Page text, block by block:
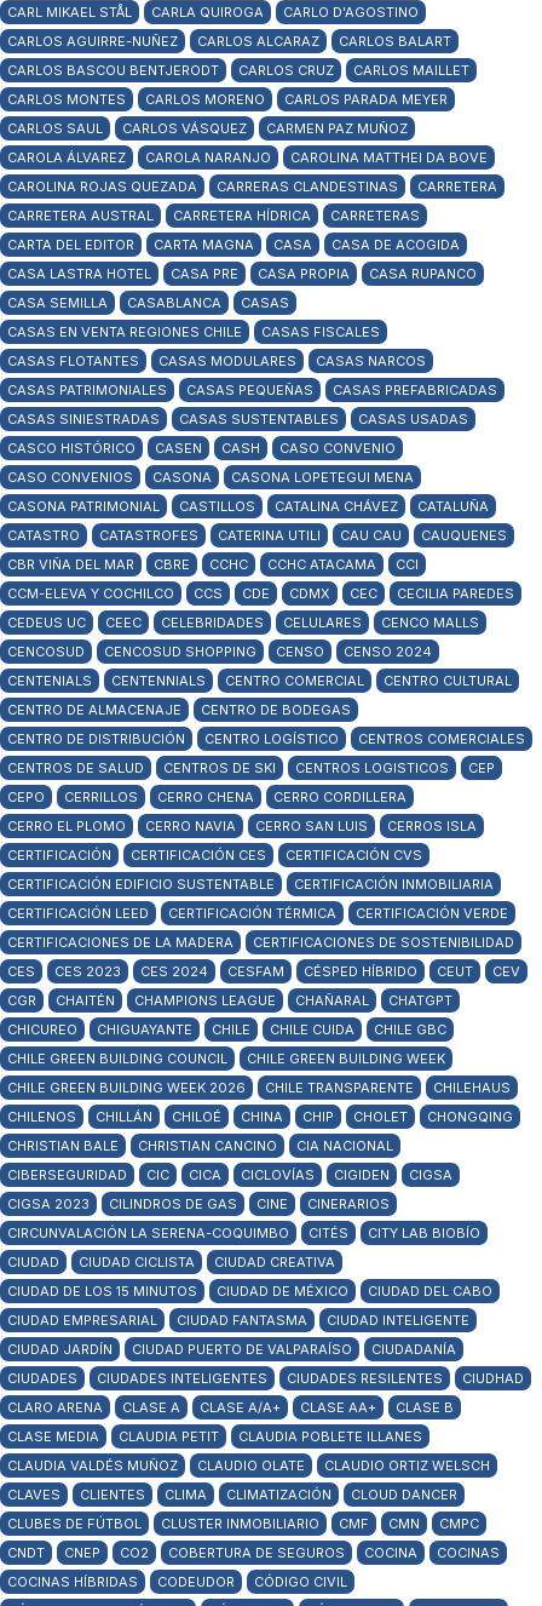
CARL MIKAEL STÅL
CARLA QUIROGA
CARLO D'AGOSTINO
CARLOS AGUIRRE-NUÑEZ
CARLOS ALCARAZ
CARLOS BALART
CARLOS BASCOU BENTJERODT
CARLOS CRUZ
CARLOS MAILLET
CARLOS MONTES
CARLOS MORENO
CARLOS PARADA MEYER
CARLOS SAUL
CARLOS VÁSQUEZ
CARMEN PAZ MUÑOZ
CAROLA ÁLVAREZ
CAROLA NARANJO
CAROLINA MATTHEI DA BOVE
CAROLINA ROJAS QUEZADA
CARRERAS CLANDESTINAS
CARRETERA
CARRETERA AUSTRAL
CARRETERA HÍDRICA
CARRETERAS
CARTA DEL EDITOR
CARTA MAGNA CASA
CASA DE ACOGIDA
CASA LASTRA HOTEL
CASA PRE CASA PROPIA
CASA RUPANCO
CASA SEMILLA
CASABLANCA
CASAS
CASAS EN VENTA REGIONES CHILE
CASAS FISCALES
CASAS FLOTANTES
CASAS MODULARES
CASAS NARCOS
CASAS PATRIMONIALES
CASAS PEQUEÑAS
CASAS PREFABRICADAS
CASAS SINIESTRADAS
CASAS SUSTENTABLES
CASAS USADAS
CASCO HISTÓRICO
CASEN CASH
CASO CONVENIO
CASO CONVENIOS
CASONA
CASONA LOPETEGUI MENA
CASONA PATRIMONIAL
CASTILLOS CATALINA CHÁVEZ
CATALUÑA
CATASTRO
CATASTROFES CATERINA UTILI CAU CAU
CAUQUENES
CBR VIÑA DEL MAR
CBRE CCHC CCHC ATACAMA
CCI
CCM-ELEVA Y COCHILCO
CCS CDE CDMX CEC
CECILIA PAREDES
CEDEUS UC
CEEC CELEBRIDADES CELULARES
CENCO MALLS
CENCOSUD
CENCOSUD SHOPPING CENSO
CENSO 2024
CENTENIALS
CENTENNIALS CENTRO COMERCIAL
CENTRO CULTURAL
CENTRO DE ALMACENAJE
CENTRO DE BODEGAS
CENTRO DE DISTRIBUCIÓN
CENTRO LOGÍSTICO
CENTROS COMERCIALES
CENTROS DE SALUD
CENTROS DE SKI CENTROS LOGISTICOS
CEP
CEPO
CERRILLOS CERRO CHENA
CERRO CORDILLERA
CERRO EL PLOMO
CERRO NAVIA CERRO SAN LUIS
CERROS ISLA
CERTIFICACIÓN
CERTIFICACIÓN CES
CERTIFICACIÓN CVS
CERTIFICACIÓN EDIFICIO SUSTENTABLE
CERTIFICACIÓN INMOBILIARIA
CERTIFICACIÓN LEED
CERTIFICACIÓN TÉRMICA
CERTIFICACIÓN VERDE
CERTIFICACIONES DE LA MADERA
CERTIFICACIONES DE SOSTENIBILIDAD
CES
CES 2023 CES 2024 CESFAM CÉSPED HÍBRIDO CEUT
CEV
CGR
CHAITÉN CHAMPIONS LEAGUE CHAÑARAL
CHATGPT
CHICUREO
CHIGUAYANTE CHILE CHILE CUIDA
CHILE GBC
CHILE GREEN BUILDING COUNCIL
CHILE GREEN BUILDING WEEK
CHILE GREEN BUILDING WEEK 2026
CHILE TRANSPARENTE
CHILEHAUS
CHILENOS
CHILLÁN CHILOÉ CHINA CHIP CHOLET
CHONGQING
CHRISTIAN BALE
CHRISTIAN CANCINO
CIA NACIONAL
CIBERSEGURIDAD
CIC CICA CICLOVÍAS CIGIDEN
CIGSA
CIGSA 2023
CILINDROS DE GAS CINE
CINERARIOS
CIRCUNVALACIÓN LA SERENA-COQUIMBO
CITÉS
CITY LAB BIOBÍO
CIUDAD
CIUDAD CICLISTA
CIUDAD CREATIVA
CIUDAD DE LOS 15 MINUTOS
CIUDAD DE MÉXICO
CIUDAD DEL CABO
CIUDAD EMPRESARIAL
CIUDAD FANTASMA
CIUDAD INTELIGENTE
CIUDAD JARDÍN
CIUDAD PUERTO DE VALPARAÍSO
CIUDADANÍA
CIUDADES
CIUDADES INTELIGENTES CIUDADES RESILENTES
CIUDHAD
CLARO ARENA
CLASE A CLASE A/A+ CLASE AA+
CLASE B
CLASE MEDIA
CLAUDIA PETIT
CLAUDIA POBLETE ILLANES
CLAUDIA VALDÉS MUÑOZ
CLAUDIO OLATE
CLAUDIO ORTIZ WELSCH
CLAVES
CLIENTES CLIMA CLIMATIZACIÓN
CLOUD DANCER
CLUBES DE FÚTBOL
CLUSTER INMOBILIARIO CMF CMN
CMPC
CNDT
CNEP CO2 COBERTURA DE SEGUROS COCINA
COCINAS
COCINAS HÍBRIDAS
CODEUDOR
CÓDIGO CIVIL